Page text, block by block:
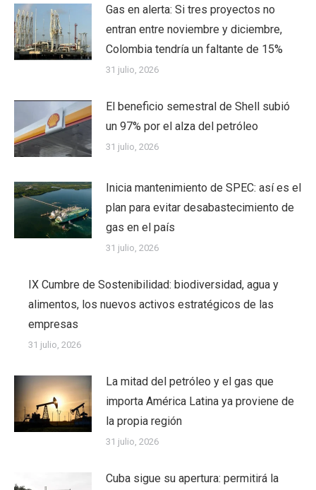
Gas en alerta: Si tres proyectos no
entran entre noviembre y diciembre,
Colombia tendría un faltante de 15%
31 julio, 2026
El beneficio semestral de Shell subió
un 97% por el alza del petróleo
31 julio, 2026
Inicia mantenimiento de SPEC: así es el
plan para evitar desabastecimiento de
gas en el país
31 julio, 2026
IX Cumbre de Sostenibilidad: biodiversidad, agua y
alimentos, los nuevos activos estratégicos de las
empresas
31 julio, 2026
La mitad del petróleo y el gas que
importa América Latina ya proviene de
la propia región
31 julio, 2026
Cuba sigue su apertura: permitirá la